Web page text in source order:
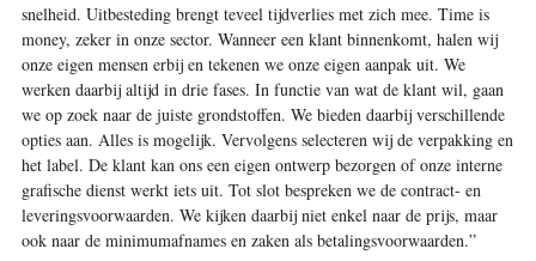
snelheid. Uitbesteding brengt teveel tijdverlies met zich mee. Time is
money, zeker in onze sector. Wanneer een klant binnenkomt, halen wij
onze eigen mensen erbij en tekenen we onze eigen aanpak uit. We
werken daarbij altijd in drie fases. In functie van wat de klant wil, gaan
we op zoek naar de juiste grondstoffen. We bieden daarbij verschillende
opties aan. Alles is mogelijk. Vervolgens selecteren wij de verpakking en
het label. De klant kan ons een eigen ontwerp ­bezorgen of onze interne
grafische dienst werkt iets uit. Tot slot bespreken we de contract- en
leveringsvoorwaarden. We kijken daarbij niet enkel naar de prijs, maar
ook naar de minimumafnames en zaken als betalingsvoorwaarden.”